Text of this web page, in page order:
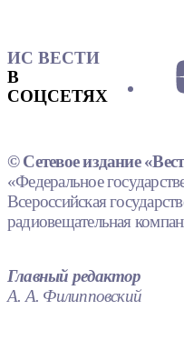
ИС ВЕСТИ
В
СОЦСЕТЯХ
© Сетевое издание
«Федеральное
Всероссийская
радиовещательная
Главный редактор
А. А. Филипповский